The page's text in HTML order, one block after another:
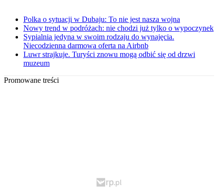
Polka o sytuacji w Dubaju: To nie jest nasza wojna
Nowy trend w podróżach: nie chodzi już tylko o wypoczynek
Sypialnia jedyna w swoim rodzaju do wynajęcia.
Niecodzienna darmowa oferta na Airbnb
Luwr strajkuje. Turyści znowu mogą odbić się od drzwi
muzeum
Promowane treści